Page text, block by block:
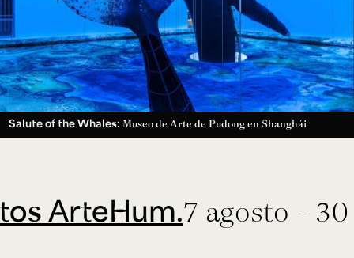
Salute of the Whales: Museo de Arte de Pudong en Shanghái
7 agosto - 30